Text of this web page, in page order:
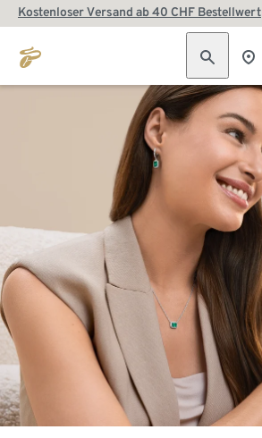
Kostenloser Versand ab 40 CHF Bestellwert